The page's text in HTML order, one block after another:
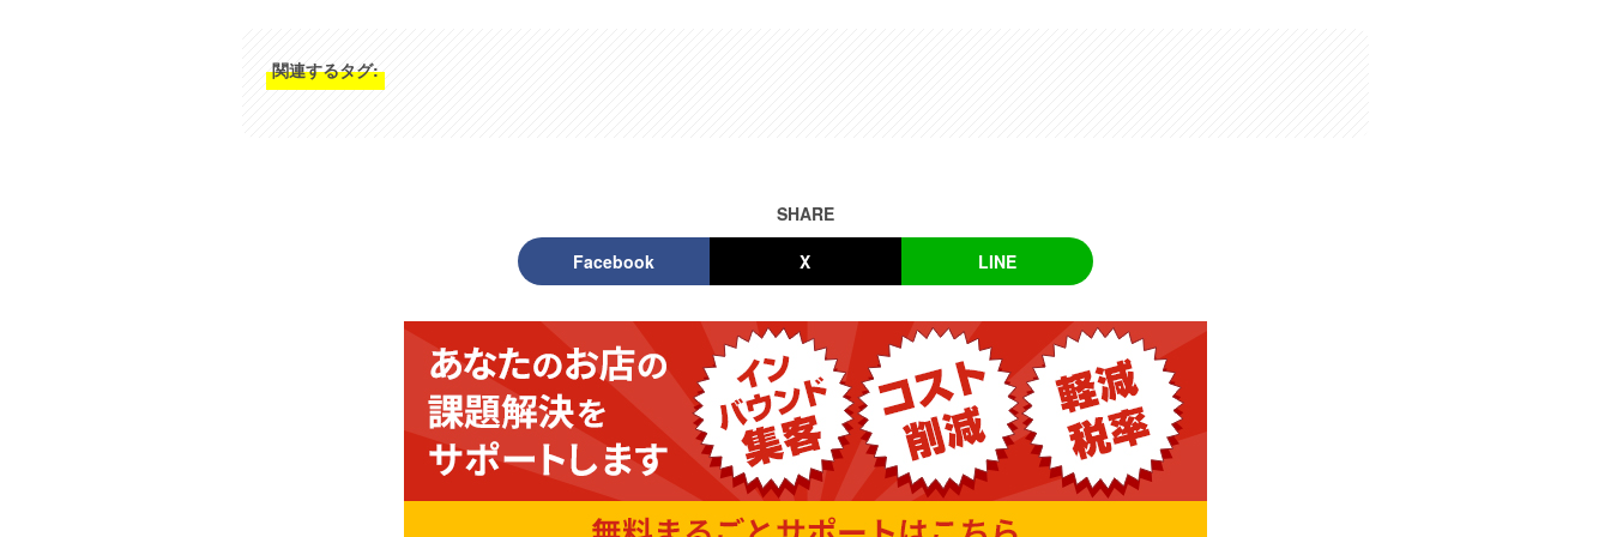
関連するタグ:
SHARE
Facebook X LINE